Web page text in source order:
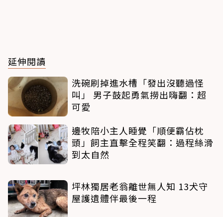
延伸閱讀
洗碗刷掉進水槽「發出沒聽過怪
叫」 男子鼓起勇氣撈出嗨翻：超
可愛
邊牧陪小主人睡覺「順便霸佔枕
頭」飼主直擊全程笑翻：過程絲滑
到太自然
坪林獨居老翁離世無人知 13犬守
屋護遺體伴最後一程